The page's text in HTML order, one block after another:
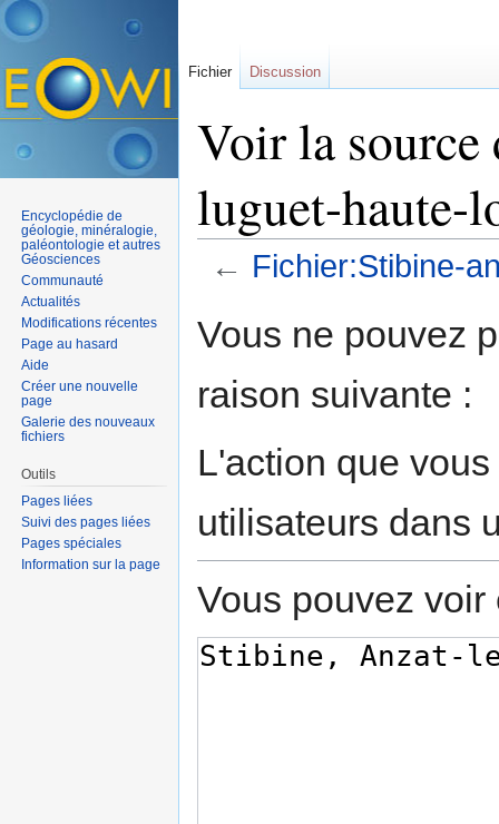
Voir la
luguet-haute-
← Fichier:Stibine-
Vous ne pouvez
raison suivante :
L'action que
utilisateurs dans
Vous pouvez
Fichier Discussion
Encyclopédie de
géologie, minéralogie,
paléontologie et autres
Géosciences
Communauté
Actualités
Modifications récentes
Page au hasard
Aide
Créer une nouvelle
page
Galerie des nouveaux
fichiers
Outils
Pages liées
Suivi des pages liées
Pages spéciales
Information sur la page